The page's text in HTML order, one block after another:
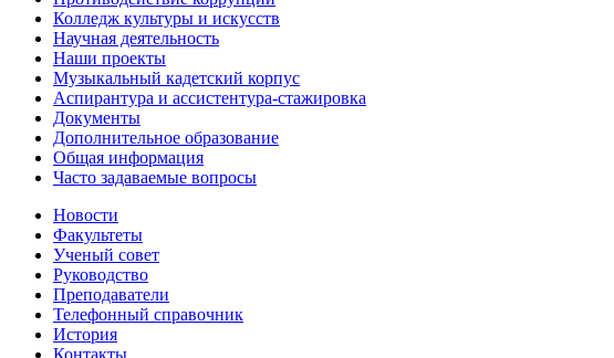
Колледж культуры и искусств
Научная деятельность
Наши проекты
Музыкальный кадетский корпус
Аспирантура и ассистентура-стажировка
Документы
Дополнительное образование
Общая информация
Часто задаваемые вопросы
Новости
Факультеты
Ученый совет
Руководство
Преподаватели
Телефонный справочник
История
Контакты